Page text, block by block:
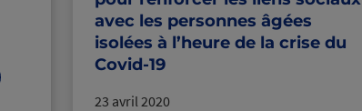
avec les personnes âgées
isolées à l’heure de la crise du
Covid-19
23 avril 2020